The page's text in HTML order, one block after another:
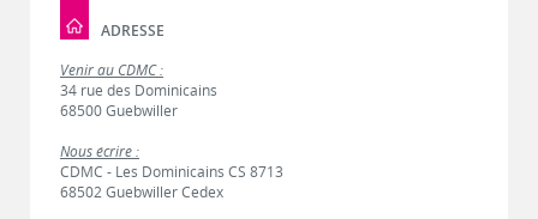
ADRESSE
Venir au CDMC :
34 rue des Dominicains
68500 Guebwiller
Nous écrire :
CDMC - Les Dominicains CS 8713
68502 Guebwiller Cedex